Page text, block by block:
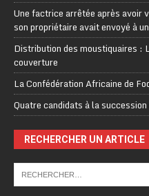
Une factrice arrêtée après avoir
son propriétaire avait envoyé à
Distribution des moustiquaires :
couverture
La Confédération Africaine de
Quatre candidats à la
RECHERCHER UN ARTICLE